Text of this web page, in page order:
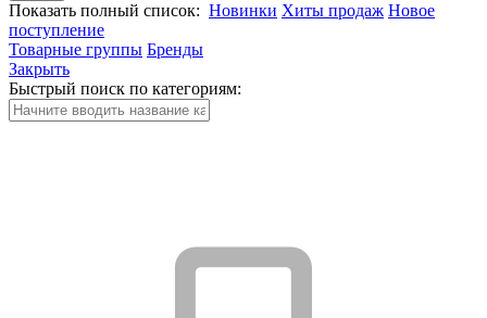
Показать полный список: Новинки Хиты продаж Новое
поступление
Товарные группы Бренды
Закрыть
Быстрый поиск по категориям: